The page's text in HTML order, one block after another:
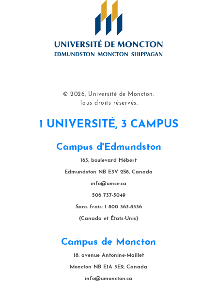
© 2026, Université de Moncton.
Tous droits réservés.
1 UNIVERSITÉ, 3 CAMPUS
Campus d'Edmundston
165, boulevard Hébert
Edmundston NB E3V 2S8, Canada
info@umce.ca
506 737-5049
Sans frais: 1 800 363-8336
(Canada et États-Unis)
Campus de Moncton
18, avenue Antonine-Maillet
Moncton NB E1A 3E9, Canada
info@umoncton.ca